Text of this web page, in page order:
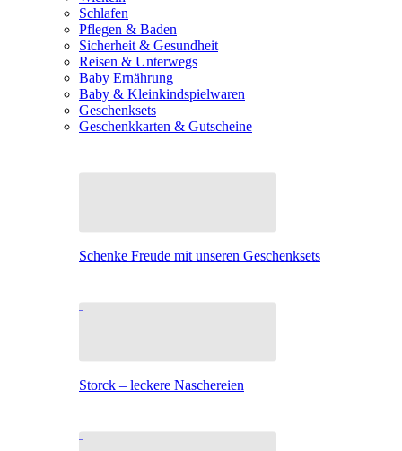
Schlafen
Pflegen & Baden
Sicherheit & Gesundheit
Reisen & Unterwegs
Baby Ernährung
Baby & Kleinkindspielwaren
Geschenksets
Geschenkkarten & Gutscheine
Schenke Freude mit unseren Geschenksets
Storck – leckere Naschereien